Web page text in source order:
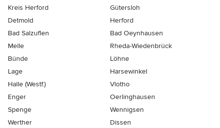
Kreis Herford
Gütersloh
Detmold
Herford
Bad Salzuflen
Bad Oeynhausen
Melle
Rheda-Wiedenbrück
Bünde
Löhne
Lage
Harsewinkel
Halle (Westf.)
Vlotho
Enger
Oerlinghausen
Spenge
Wennigsen
Werther
Dissen